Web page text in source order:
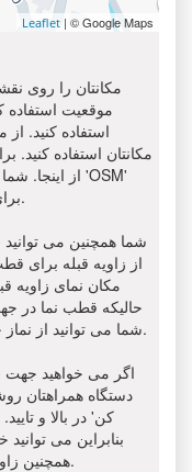
Leaflet | © Google Maps
مکانتان را روی
موقعیت استفاده
استفاده کنید.
مکانتان استفاده
برای ترجیحات نقشه های مختلف استفاده کنید.
شما همچنین می توانید
از زاویه قبله برای
حالیکه قطب نما در
شما می توانید از نماز خود به سمت جهت قبله زاویه استفاده کنید.
اگر می خواهید جهت
دستگاه همراهتان
کن' در بالا و
بنابراین می
همچنین زاویه قبله برای قطب نما را یاد خواهید گرفت.